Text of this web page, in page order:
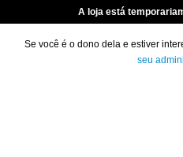
A loja está
Se você é o dono dela e estiver
seu